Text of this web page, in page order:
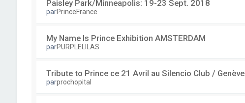
Paisley Park/Minneapolis: 19-23 Sept. 2018
parPrinceFrance
My Name Is Prince Exhibition AMSTERDAM
parPURPLELILAS
Tribute to Prince ce 21 Avril au Silencio Club / Genève
parprochopital